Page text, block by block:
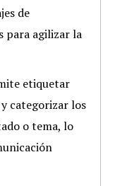
de
para agilizar la
etiquetar
categorizar los
o tema, lo